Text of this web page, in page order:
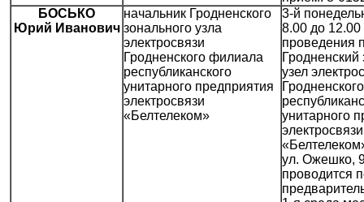
БОСЬКО
Юрий Иванович
начальник Гродненского
зонального узла
электросвязи
Гродненского филиала
республиканского
унитарного предприятия
электросвязи
«Белтелеком»
3-й
8.00 до 12.00
проведения
узел
унитарного
электросвязи
ул. Ожешко,
проводится